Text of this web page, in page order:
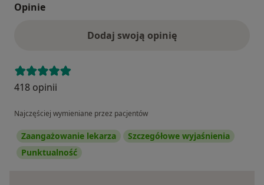
Opinie
Dodaj swoją opinię
418 opinii
Najczęściej wymieniane przez pacjentów
Zaangażowanie lekarza
Szczegółowe wyjaśnienia
Punktualność